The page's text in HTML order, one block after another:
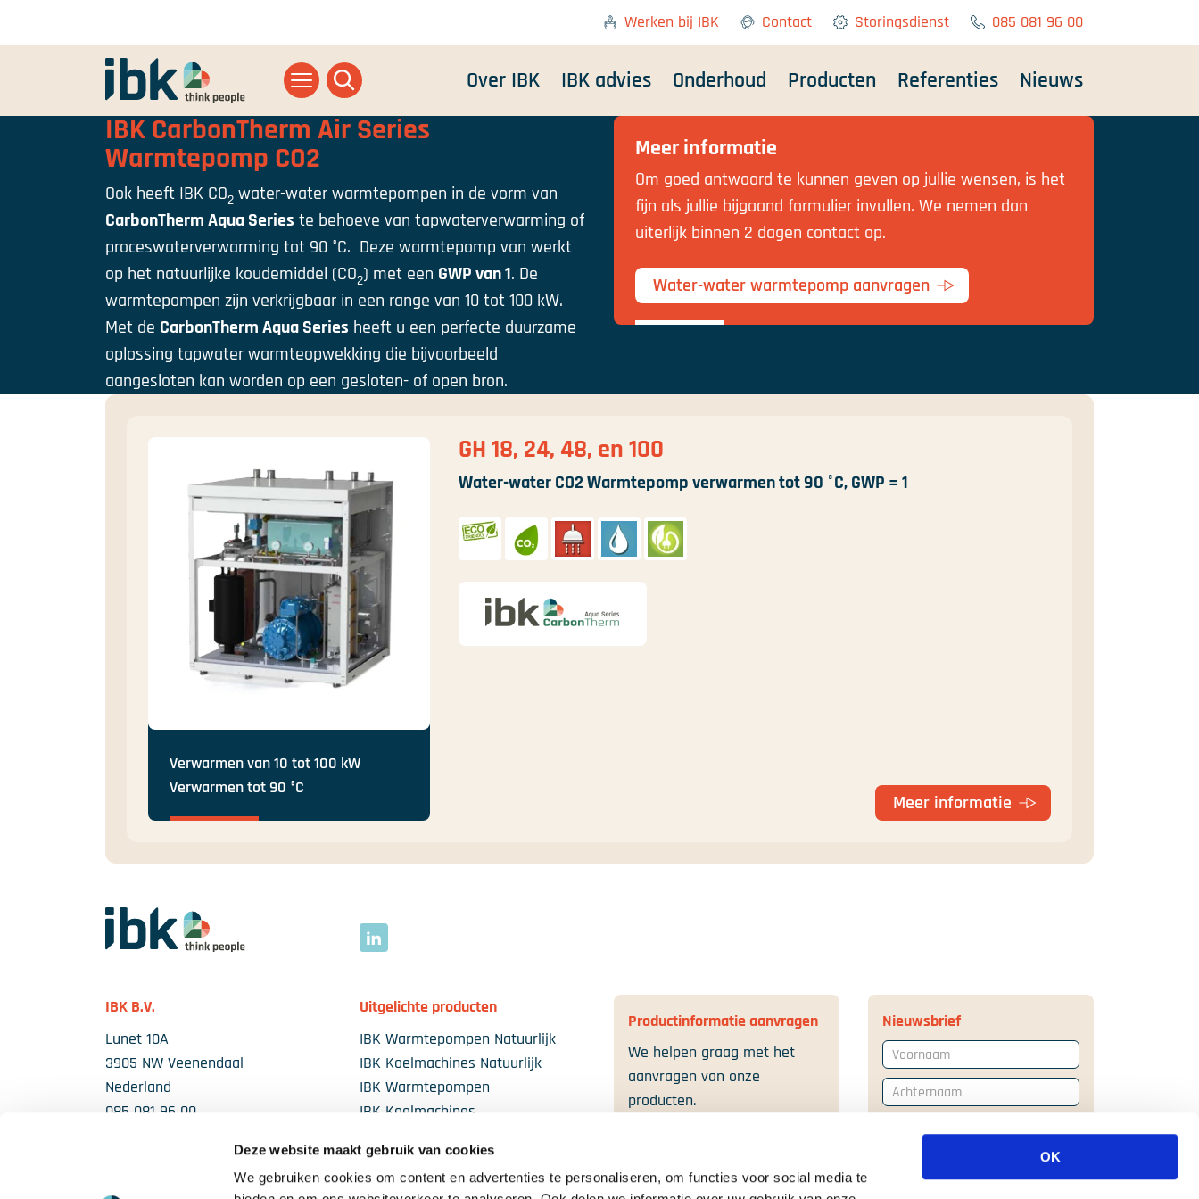
Deze website maakt gebruik van cookies
We gebruiken cookies om content en advertenties te personaliseren, om functies voor social media te
OK
Ga naar homepage Over IBK IBK advies Onderhoud Producten Referenties Nieuws
Werken bij IBK Contact Storingsdienst 085 081 96 00
IBK CarbonTherm Air Series
Warmtepomp CO2
Ook heeft IBK CO2 water-water warmtepompen in de vorm van
CarbonTherm Aqua Series te behoeve van tapwaterverwarming of
proceswaterverwarming tot 90 °C. Deze warmtepomp van werkt
op het natuurlijke koudemiddel (CO2) met een GWP van 1. De
warmtepompen zijn verkrijgbaar in een range van 10 tot 100 kW.
Met de CarbonTherm Aqua Series heeft u een perfecte duurzame
oplossing tapwater warmteopwekking die bijvoorbeeld
aangesloten kan worden op een gesloten- of open bron.
Meer informatie
Om goed antwoord te kunnen geven op jullie wensen, is het
fijn als jullie bijgaand formulier invullen. We nemen dan
uiterlijk binnen 2 dagen contact op.
Water-water warmtepomp aanvragen
Verwarmen van 10 tot 100 kW
Verwarmen tot 90 °C
GH 18, 24, 48, en 100
Water-water CO2 Warmtepomp verwarmen tot 90 °C, GWP = 1
Meer informatie
Ga naar homepage
LinkedIn
IBK B.V.
Lunet 10A
3905 NW Veenendaal
Nederland
085 081 96 00
Uitgelichte producten
IBK Warmtepompen Natuurlijk
IBK Koelmachines Natuurlijk
IBK Warmtepompen
IBK Koelmachines
Productinformatie aanvragen
We helpen graag met het
aanvragen van onze
producten.
Nieuwsbrief
Voornaam
Achternaam
privacyverklaring